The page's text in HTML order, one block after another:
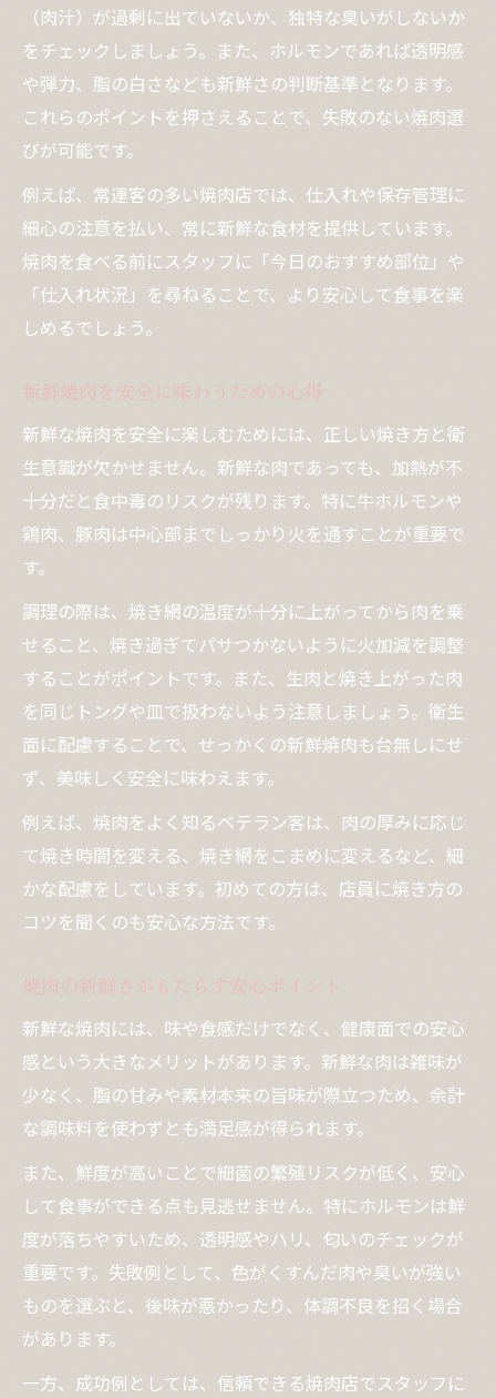
（肉汁）が過剰に出ていないか、独特な臭いがしないか
をチェックしましょう。また、ホルモンであれば透明感
や弾力、脂の白さなども新鮮さの判断基準となります。
これらのポイントを押さえることで、失敗のない焼肉選
びが可能です。
例えば、常連客の多い焼肉店では、仕入れや保存管理に
細心の注意を払い、常に新鮮な食材を提供しています。
焼肉を食べる前にスタッフに「今日のおすすめ部位」や
「仕入れ状況」を尋ねることで、より安心して食事を楽
しめるでしょう。
新鮮焼肉を安全に味わうための心得
新鮮な焼肉を安全に楽しむためには、正しい焼き方と衛
生意識が欠かせません。新鮮な肉であっても、加熱が不
十分だと食中毒のリスクが残ります。特に牛ホルモンや
鶏肉、豚肉は中心部までしっかり火を通すことが重要で
す。
調理の際は、焼き網の温度が十分に上がってから肉を乗
せること、焼き過ぎてパサつかないように火加減を調整
することがポイントです。また、生肉と焼き上がった肉
を同じトングや皿で扱わないよう注意しましょう。衛生
面に配慮することで、せっかくの新鮮焼肉も台無しにせ
ず、美味しく安全に味わえます。
例えば、焼肉をよく知るベテラン客は、肉の厚みに応じ
て焼き時間を変える、焼き網をこまめに変えるなど、細
かな配慮をしています。初めての方は、店員に焼き方の
コツを聞くのも安心な方法です。
焼肉の新鮮さがもたらす安心ポイント
新鮮な焼肉には、味や食感だけでなく、健康面での安心
感という大きなメリットがあります。新鮮な肉は雑味が
少なく、脂の甘みや素材本来の旨味が際立つため、余計
な調味料を使わずとも満足感が得られます。
また、鮮度が高いことで細菌の繁殖リスクが低く、安心
して食事ができる点も見逃せません。特にホルモンは鮮
度が落ちやすいため、透明感やハリ、匂いのチェックが
重要です。失敗例として、色がくすんだ肉や臭いが強い
ものを選ぶと、後味が悪かったり、体調不良を招く場合
があります。
一方、成功例としては、信頼できる焼肉店でスタッフに